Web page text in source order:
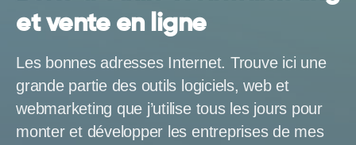
et vente en ligne
Les bonnes adresses Internet. Trouve ici une
grande partie des outils logiciels, web et
webmarketing que j’utilise tous les jours pour
monter et développer les entreprises de mes